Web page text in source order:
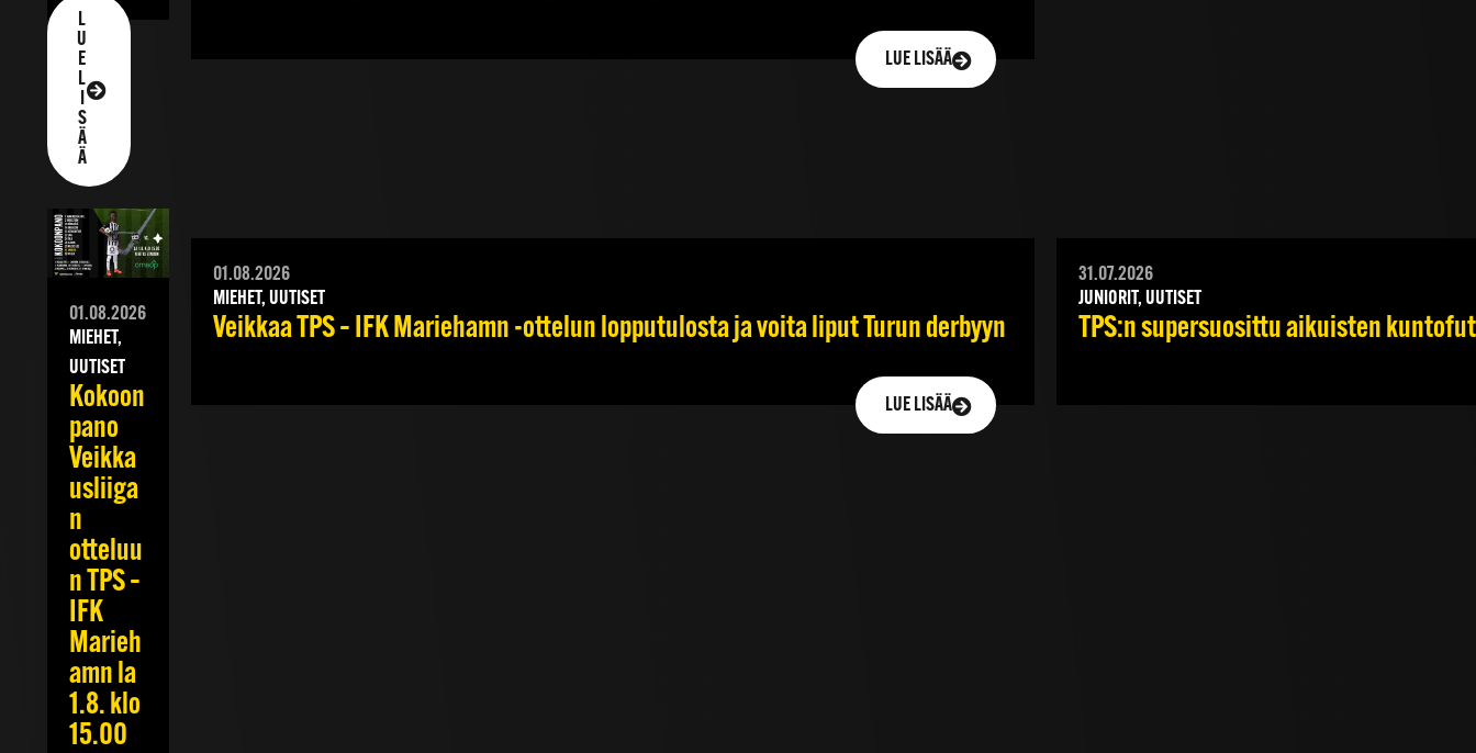
L
U
E
L
I
S
Ä
Ä
LUE LISÄÄ
01.08.2026
MIEHET,
UUTISET
Kokoon
pano
Veikka
usliiga
n
otteluu
n TPS –
IFK
Marieh
amn la
1.8. klo
15.00
01.08.2026
MIEHET, UUTISET
Veikkaa TPS – IFK Mariehamn -ottelun lopputulosta ja voita liput Turun derbyyn
LUE LISÄÄ
31.07.2026
JUNIORIT, UUTISET
TPS:n supersuosittu aikuisten